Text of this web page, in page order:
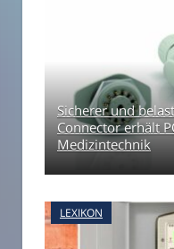
Sicherer und
Connector erhält
Medizintechnik
LEXIKON